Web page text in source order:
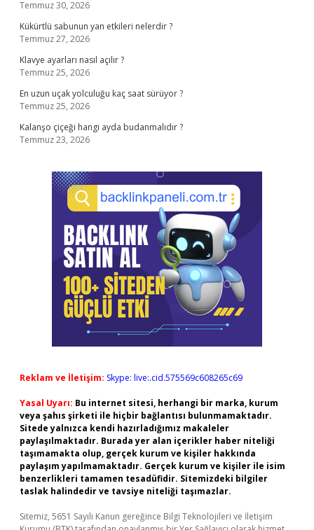
Temmuz 30, 2026
Kükürtlü sabunun yan etkileri nelerdir ?
Temmuz 27, 2026
Klavye ayarları nasıl açılır ?
Temmuz 25, 2026
En uzun uçak yolculuğu kaç saat sürüyor ?
Temmuz 25, 2026
Kalanşo çiçeği hangi ayda budanmalıdır ?
Temmuz 23, 2026
Reklam ve İletişim: Skype: live:.cid.575569c608265c69
Yasal Uyarı: Bu internet sitesi, herhangi bir marka, kurum
veya şahıs şirketi ile hiçbir bağlantısı bulunmamaktadır.
Sitede yalnızca kendi hazırladığımız makaleler
paylaşılmaktadır. Burada yer alan içerikler haber niteliği
taşımamakta olup, gerçek kurum ve kişiler hakkında
paylaşım yapılmamaktadır. Gerçek kurum ve kişiler ile isim
benzerlikleri tamamen tesadüfidir. Sitemizdeki bilgiler
taslak halindedir ve tavsiye niteliği taşımazlar.
Sitemiz, 5651 Sayılı Kanun gereğince Bilgi Teknolojileri ve İletişim